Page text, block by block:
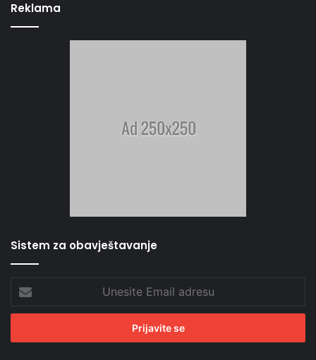
Reklama
Sistem za obavještavanje
Unesite
Email
adresu